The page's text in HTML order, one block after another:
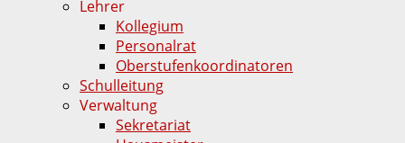
Lehrer
Kollegium
Personalrat
Oberstufenkoordinatoren
Schulleitung
Verwaltung
Sekretariat